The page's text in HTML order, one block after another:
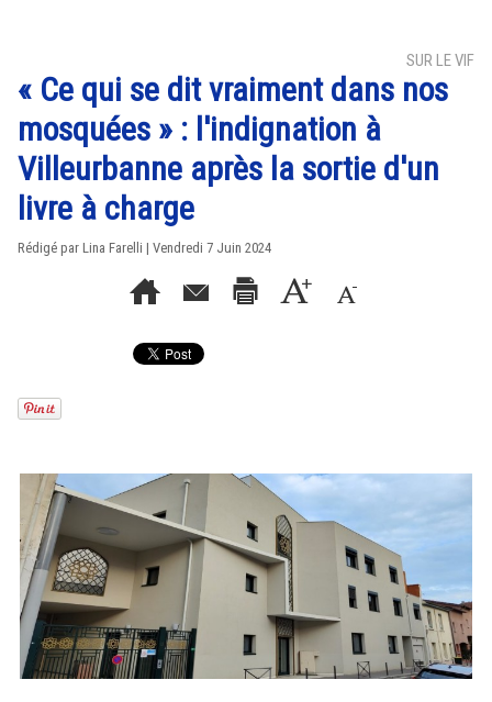
SUR LE VIF
« Ce qui se dit vraiment dans nos
mosquées » : l'indignation à
Villeurbanne après la sortie d'un
livre à charge
Rédigé par Lina Farelli | Vendredi 7 Juin 2024